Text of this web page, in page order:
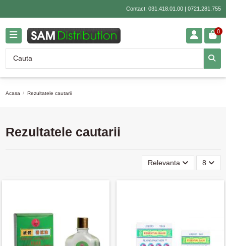
Contact: 031.418.01.00| 0721.281.755
0
Acasa Rezultatele cautarii
Rezultatele cautarii
Relevanta 8